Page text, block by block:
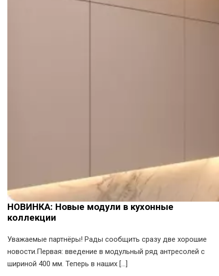
НОВИНКА: Новые модули в кухонные
коллекции
Уважаемые партнёры! Рады сообщить сразу две хорошие
новости.Первая: введение в модульный ряд антресолей с
шириной 400 мм. Теперь в наших […]